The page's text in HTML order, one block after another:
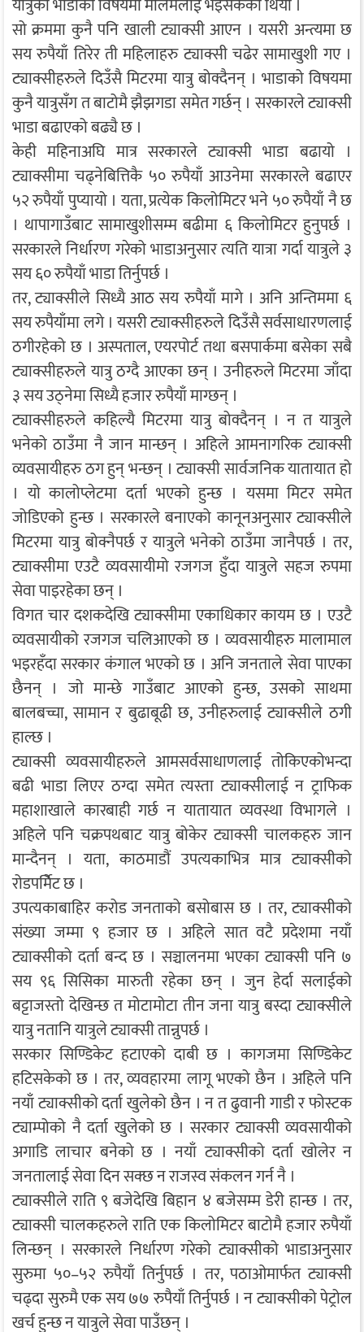
सो क्रममा कुनै पनि खाली ट्याक्सी आएन । यसरी अन्त्यमा छ
सय रुपैयाँ तिरेर ती महिलाहरु ट्याक्सी चढेर सामाखुशी गए ।
ट्याक्सीहरुले दिउँसै मिटरमा यात्रु बोक्दैनन् । भाडाको विषयमा
कुनै यात्रुसँग त बाटोमै झैझगडा समेत गर्छन् । सरकारले ट्याक्सी
भाडा बढाएको बढ्यै छ ।
केही महिनाअघि मात्र सरकारले ट्याक्सी भाडा बढायो ।
ट्याक्सीमा चढ्नेबित्तिकै ५० रुपैयाँ आउनेमा सरकारले बढाएर
५२ रुपैयाँ पुप्यायो । यता, प्रत्येक किलोमिटर भने ५० रुपैयाँ नै छ
। थापागाउँबाट सामाखुशीसम्म बढीमा ६ किलोमिटर हुनुपर्छ ।
सरकारले निर्धारण गरेको भाडाअनुसार त्यति यात्रा गर्दा यात्रुले ३
सय ६० रुपैयाँ भाडा तिर्नुपर्छ ।
तर, ट्याक्सीले सिध्यै आठ सय रुपैयाँ मागे । अनि अन्तिममा ६
सय रुपैयाँमा लगे । यसरी ट्याक्सीहरुले दिउँसै सर्वसाधारणलाई
ठगीरहेको छ । अस्पताल, एयरपोर्ट तथा बसपार्कमा बसेका सबै
ट्याक्सीहरुले यात्रु ठग्दै आएका छन् । उनीहरुले मिटरमा जाँदा
३ सय उठ्नेमा सिध्यै हजार रुपैयाँ माग्छन् ।
ट्याक्सीहरुले कहिल्यै मिटरमा यात्रु बोक्दैनन् । न त यात्रुले
भनेको ठाउँमा नै जान मान्छन् । अहिले आमनागरिक ट्याक्सी
व्यवसायीहरु ठग हुन् भन्छन् । ट्याक्सी सार्वजनिक यातायात हो
। यो कालोप्लेटमा दर्ता भएको हुन्छ । यसमा मिटर समेत
जोडिएको हुन्छ । सरकारले बनाएको कानूनअनुसार ट्याक्सीले
मिटरमा यात्रु बोक्नैपर्छ र यात्रुले भनेको ठाउँमा जानैपर्छ । तर,
ट्याक्सीमा एउटै व्यवसायीमो रजगज हुँदा यात्रुले सहज रुपमा
सेवा पाइरहेका छन् ।
विगत चार दशकदेखि ट्याक्सीमा एकाधिकार कायम छ । एउटै
व्यवसायीको रजगज चलिआएको छ । व्यवसायीहरु मालामाल
भइरहँदा सरकार कंगाल भएको छ । अनि जनताले सेवा पाएका
छैनन् । जो मान्छे गाउँबाट आएको हुन्छ, उसको साथमा
बालबच्चा, सामान र बुढाबूढी छ, उनीहरुलाई ट्याक्सीले ठगी
हाल्छ ।
ट्याक्सी व्यवसायीहरुले आमसर्वसाधाणलाई तोकिएकोभन्दा
बढी भाडा लिएर ठग्दा समेत त्यस्ता ट्याक्सीलाई न ट्राफिक
महाशाखाले कारबाही गर्छ न यातायात व्यवस्था विभागले ।
अहिले पनि चक्रपथबाट यात्रु बोकेर ट्याक्सी चालकहरु जान
मान्दैनन् । यता, काठमाडौं उपत्यकाभित्र मात्र ट्याक्सीको
रोडपर्मिेट छ ।
उपत्यकाबाहिर करोड जनताको बसोबास छ । तर, ट्याक्सीको
संख्या जम्मा ९ हजार छ । अहिले सात वटै प्रदेशमा नयाँ
ट्याक्सीको दर्ता बन्द छ । सञ्चालनमा भएका ट्याक्सी पनि ७
सय ९६ सिसिका मारुती रहेका छन् । जुन हेर्दा सलाईको
बट्टाजस्तो देखिन्छ त मोटामोटा तीन जना यात्रु बस्दा ट्याक्सीले
यात्रु नतानि यात्रुले ट्याक्सी तान्नुपर्छ ।
सरकार सिण्डिकेट हटाएको दाबी छ । कागजमा सिण्डिकेट
हटिसकेको छ । तर, व्यवहारमा लागू भएको छैन । अहिले पनि
नयाँ ट्याक्सीको दर्ता खुलेको छैन । न त ढुवानी गाडी र फोस्टक
ट्याम्पोको नै दर्ता खुलेको छ । सरकार ट्याक्सी व्यवसायीको
अगाडि लाचार बनेको छ । नयाँ ट्याक्सीको दर्ता खोलेर न
जनतालाई सेवा दिन सक्छ न राजस्व संकलन गर्न नै ।
ट्याक्सीले राति ९ बजेदेखि बिहान ४ बजेसम्म डेरी हान्छ । तर,
ट्याक्सी चालकहरुले राति एक किलोमिटर बाटोमै हजार रुपैयाँ
लिन्छन् । सरकारले निर्धारण गरेको ट्याक्सीको भाडाअनुसार
सुरुमा ५०–५२ रुपैयाँ तिर्नुपर्छ । तर, पठाओमार्फत ट्याक्सी
चढ्दा सुरुमै एक सय ७७ रुपैयाँ तिर्नुपर्छ । न ट्याक्सीको पेट्रोल
खर्च हुन्छ न यात्रुले सेवा पाउँछन् ।